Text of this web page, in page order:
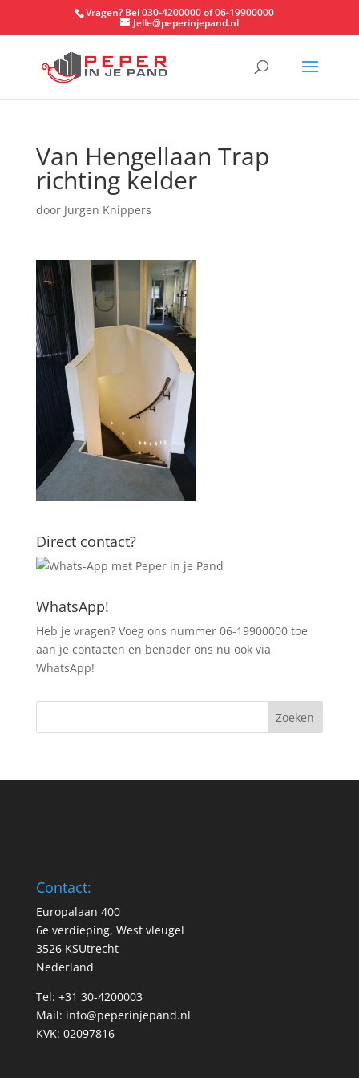
Vragen? Bel 030-4200000 of 06-19900000
Jelle@peperinjepand.nl
Van Hengellaan Trap
richting kelder
door Jurgen Knippers
Direct contact?
WhatsApp!
Heb je vragen? Voeg ons nummer 06-19900000 toe
aan je contacten en benader ons nu ook via
WhatsApp!
Contact:
Europalaan 400
6e verdieping, West vleugel
3526 KSUtrecht
Nederland
Tel: +31 30-4200003
Mail: info@peperinjepand.nl
KVK: 02097816